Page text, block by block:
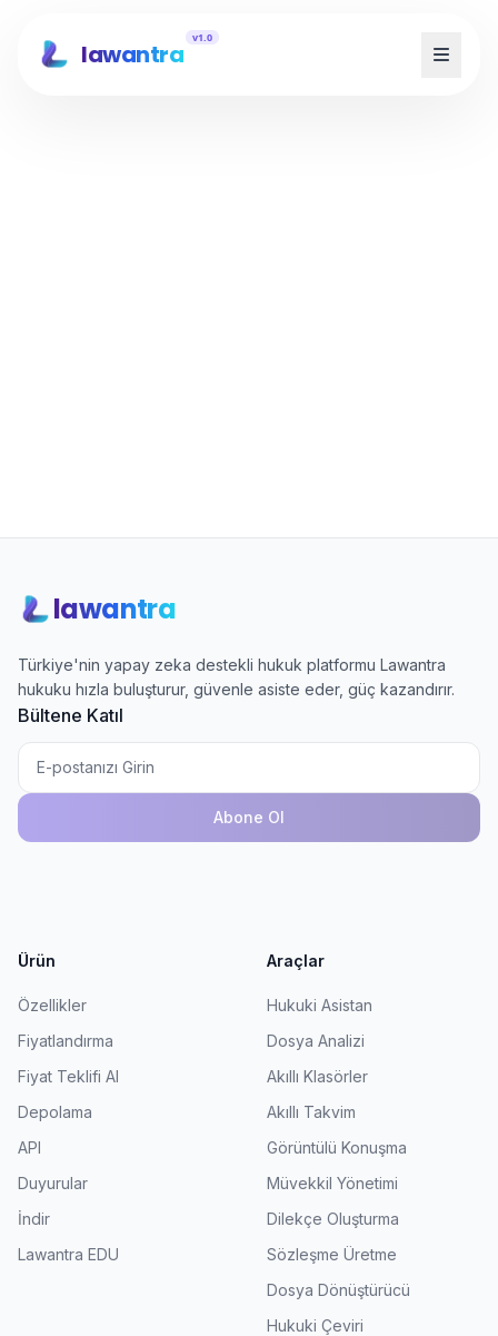
lawantra
v1.0
lawantra
Türkiye'nin yapay zeka destekli hukuk platformu Lawantra
hukuku hızla buluşturur, güvenle asiste eder, güç kazandırır.
Bültene Katıl
Abone Ol
Ürün
Özellikler
Fiyatlandırma
Fiyat Teklifi Al
Depolama
API
Duyurular
İndir
Lawantra EDU
Araçlar
Hukuki Asistan
Dosya Analizi
Akıllı Klasörler
Akıllı Takvim
Görüntülü Konuşma
Müvekkil Yönetimi
Dilekçe Oluşturma
Sözleşme Üretme
Dosya Dönüştürücü
Hukuki Çeviri